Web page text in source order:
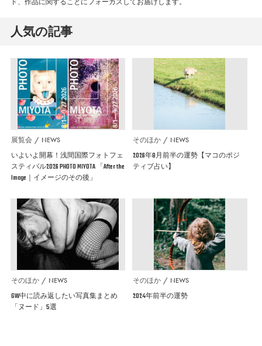
ド、作品に関することにフォーカスしてお届けします。
人気の記事
展覧会 NEWS
いよいよ開幕！浅間国際フォトフェ
スティバル2026 PHOTO MIYOTA 「After the
Image｜イメージのその後」
そのほか NEWS
2026年8月前半の運勢【マコのポジ
ティブ占い】
そのほか NEWS
GW中に読み返したい写真集まとめ
「ヌード」5選
そのほか NEWS
2024年前半の運勢